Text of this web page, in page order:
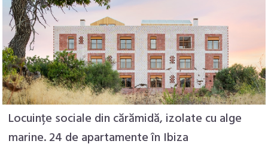
Locuințe sociale din cărămidă, izolate cu alge
marine. 24 de apartamente în Ibiza